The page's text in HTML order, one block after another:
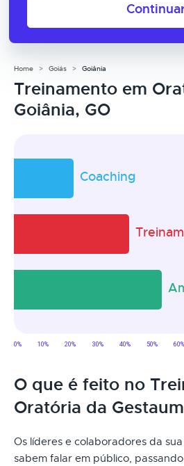
Home Goiás Goiânia
Treinamento em
Goiânia, GO
O que é feito no
Oratória da
Os líderes e colaboradores da
sabem falar em público,